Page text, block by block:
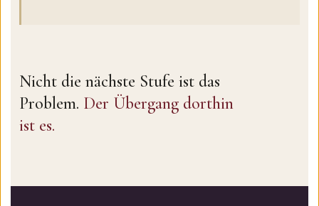
Nicht die nächste Stufe ist das
Problem. Der Übergang dorthin
ist es.